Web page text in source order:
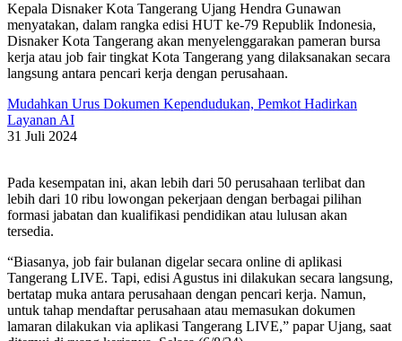
Kepala Disnaker Kota Tangerang Ujang Hendra Gunawan
menyatakan, dalam rangka edisi HUT ke-79 Republik Indonesia,
Disnaker Kota Tangerang akan menyelenggarakan pameran bursa
kerja atau job fair tingkat Kota Tangerang yang dilaksanakan secara
langsung antara pencari kerja dengan perusahaan.
Mudahkan Urus Dokumen Kependudukan, Pemkot Hadirkan
Layanan AI
31 Juli 2024
Pada kesempatan ini, akan lebih dari 50 perusahaan terlibat dan
lebih dari 10 ribu lowongan pekerjaan dengan berbagai pilihan
formasi jabatan dan kualifikasi pendidikan atau lulusan akan
tersedia.
“Biasanya, job fair bulanan digelar secara online di aplikasi
Tangerang LIVE. Tapi, edisi Agustus ini dilakukan secara langsung,
bertatap muka antara perusahaan dengan pencari kerja. Namun,
untuk tahap mendaftar perusahaan atau memasukan dokumen
lamaran dilakukan via aplikasi Tangerang LIVE,” papar Ujang, saat